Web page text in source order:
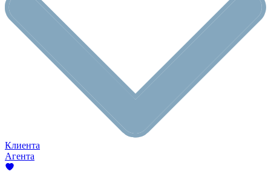
Клиента
Агента